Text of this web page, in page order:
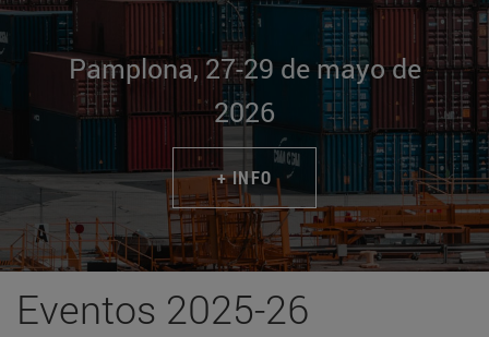
Pamplona, 27-29 de mayo de
2026
+ INFO
Eventos 2025-26